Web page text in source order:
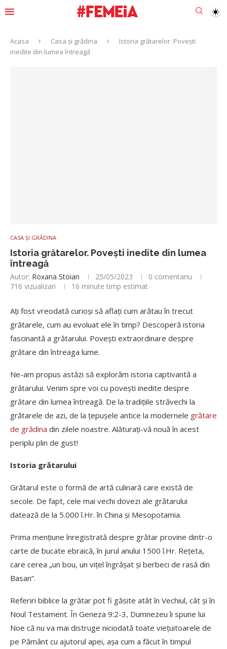
Acasa Casa și grădina
Istoria grătarelor. Povești
inedite din lumea întreagă
CASA ȘI GRĂDINA
Istoria grătarelor. Povești inedite din lumea
întreagă
Autor: Roxana Stoian 25/05/2023
0 comentariu
716 vizualizari 16 minute timp estimat
Ați fost vreodată curioși să aflați cum arătau în trecut
grătarele, cum au evoluat ele în timp? Descoperă istoria
fascinantă a grătarului. Povești extraordinare despre
grătare din întreaga lume.
Ne-am propus astăzi să explorăm istoria captivantă a
grătarului. Venim spre voi cu povești inedite despre
grătare din lumea întreagă. De la tradițiile străvechi la
grătarele de azi, de la țepușele antice la modernele grătare
de grădina din zilele noastre. Alăturați-vă nouă în acest
periplu plin de gust!
Istoria grătarului
Grătarul este o formă de artă culinară care există de
secole. De fapt, cele mai vechi dovezi ale grătarului
datează de la 5.000 î.Hr. în China și Mesopotamia.
Prima mențiune înregistrată despre grătar provine dintr-o
carte de bucate ebraică, în jurul anului 1500 î.Hr. Rețeta,
care cerea „un bou, un vițel îngrășat și berbeci de rasă din
Basan”.
Referiri biblice la grătar pot fi găsite atât în Vechiul, cât și în
Noul Testament. În Geneza 9:2-3, Dumnezeu îi spune lui
Noe că nu va mai distruge niciodată toate viețuitoarele de
pe Pământ cu ajutorul apei, așa cum a făcut în timpul